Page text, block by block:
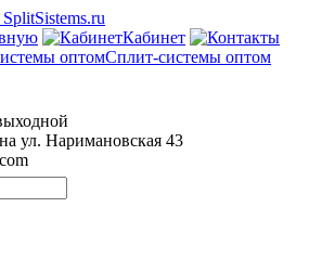
Кабинет
Сплит-системы оптом
ул. Наримановская 43